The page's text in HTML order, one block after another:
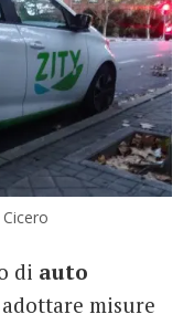
di auto
misure